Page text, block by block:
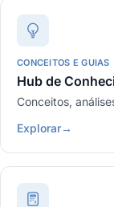
CONCEITOS E GUIAS
Hub de
Conceitos,
Explorar→